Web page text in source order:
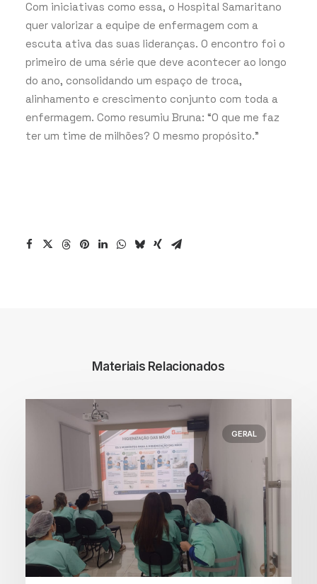
Com iniciativas como essa, o Hospital Samaritano
quer valorizar a equipe de enfermagem com a
escuta ativa das suas lideranças. O encontro foi o
primeiro de uma série que deve acontecer ao longo
do ano, consolidando um espaço de troca,
alinhamento e crescimento conjunto com toda a
enfermagem. Como resumiu Bruna: “O que me faz
ter um time de milhões? O mesmo propósito.”
Materiais Relacionados
GERAL